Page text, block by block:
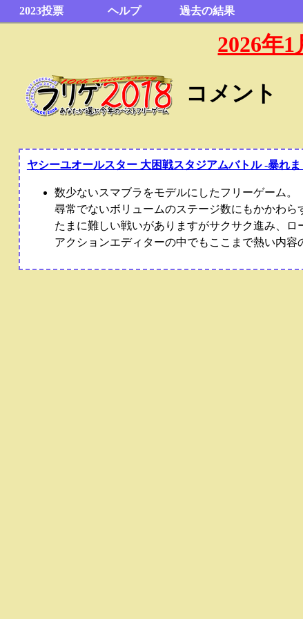
2023投票 ヘルプ 過去の結果
2026年
コメント
ヤシーユオールスター 大困戦スタジアムバトル -暴れ
数少ないスマブラをモデルにしたフリーゲーム。
尋常でないボリュームのステージ数にもかかわら
たまに難しい戦いがありますがサクサク進み、
アクションエディターの中でもここまで熱い内容